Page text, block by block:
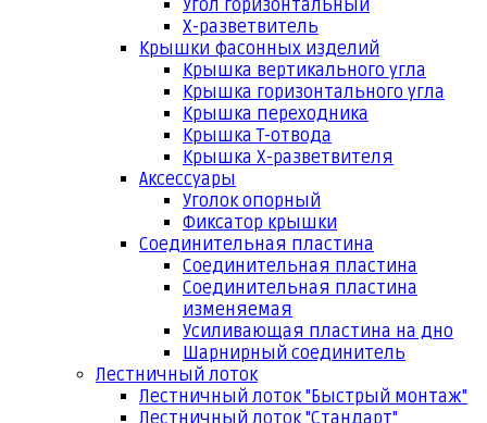
Угол горизонтальный
Х-разветвитель
Крышки фасонных изделий
Крышка вертикального угла
Крышка горизонтального угла
Крышка переходника
Крышка Т-отвода
Крышка Х-разветвителя
Аксессуары
Уголок опорный
Фиксатор крышки
Соединительная пластина
Соединительная пластина
Соединительная пластина
изменяемая
Усиливающая пластина на дно
Шарнирный соединитель
Лестничный лоток
Лестничный лоток "Быстрый монтаж"
Лестничный лоток "Стандарт"